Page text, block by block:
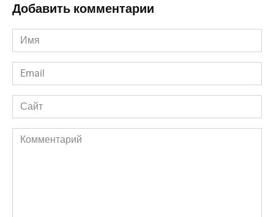
Добавить комментарии
Имя
*
Email
*
Сайт
Комментарий